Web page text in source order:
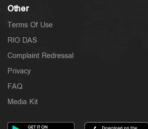
Latest
ചികിത്സയിലിരിക്കെ മരണം
6 hours ago
Other
Terms Of Use
RIO DAS
Complaint Redressal
Privacy
FAQ
Media Kit